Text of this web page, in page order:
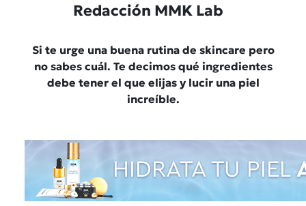
Redacción MMK Lab
Si te urge una buena rutina de skincare pero
no sabes cuál. Te decimos qué ingredientes
debe tener el que elijas y lucir una piel
increíble.